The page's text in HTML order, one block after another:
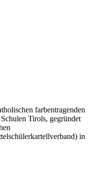
farbentragenden
Tirols, gegründet
in